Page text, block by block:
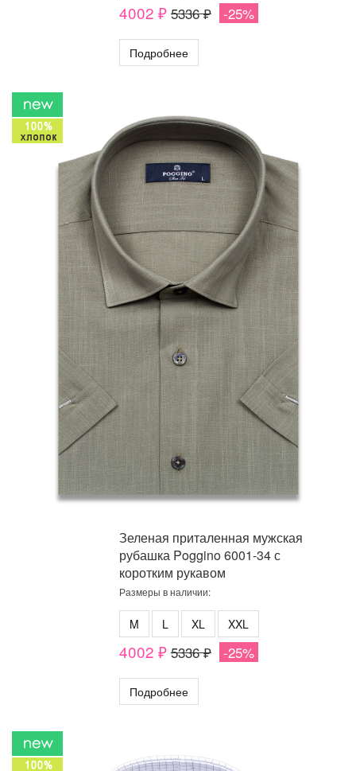
4002 ₽ 5336 ₽ -25%
Подробнее
Зеленая приталенная мужская
рубашка Poggino 6001-34 с
коротким рукавом
Размеры в наличии:
M L XL XXL
4002 ₽ 5336 ₽ -25%
Подробнее